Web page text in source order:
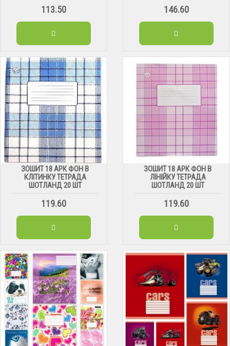
113.50 146.60
ЗОШИТ 18 АРК ФОН В
КЛІТИНКУ ТЕТРАДА
ШОТЛАНД 20 ШТ
119.60
ЗОШИТ 18 АРК ФОН В
ЛІНІЙКУ ТЕТРАДА
ШОТЛАНД 20 ШТ
119.60